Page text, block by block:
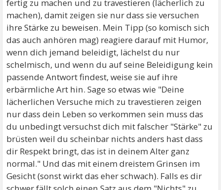
fertig zu machen und zu travestieren (lächerlich zu
machen), damit zeigen sie nur dass sie versuchen
ihre Stärke zu beweisen. Mein Tipp (so komisch sich
das auch anhören mag) reagiere darauf mit Humor,
wenn dich jemand beleidigt, lächelst du nur
schelmisch, und wenn du auf seine Beleidigung kein
passende Antwort findest, weise sie auf ihre
erbärmliche Art hin. Sage so etwas wie "Deine
lächerlichen Versuche mich zu travestieren zeigen
nur dass dein Leben so verkommen sein muss das
du unbedingt versuchst dich mit falscher "Stärke" zu
brüsten weil du scheinbar nichts anders hast dass
dir Respekt bringt, das ist in deinem Alter ganz
normal." Und das mit einem dreistem Grinsen im
Gesicht (sonst wirkt das eher schwach). Falls es dir